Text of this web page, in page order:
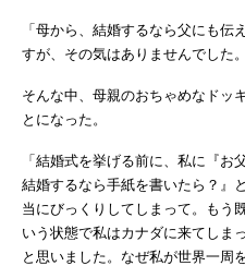
「母から、結婚するなら父にも
すが、その気はありませんでした。
そんな中、母親のおちゃめなドッ
とになった。
「結婚式を挙げる前に、私に『お
結婚するなら手紙を書いたら？』
当にびっくりしてしまって。もう
いう状態で私はカナダに来てしま
と思いました。なぜ私が世界一周